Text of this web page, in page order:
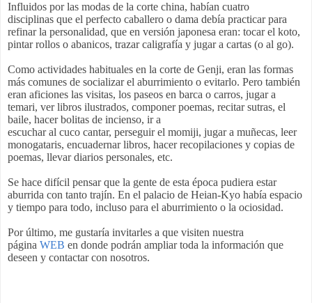
Influidos por las modas de la corte china, habían cuatro
disciplinas que el perfecto caballero o dama debía practicarpara
refinar la personalidad, que en versión japonesa eran: tocar el koto,
pintar rollos o abanicos, trazar caligrafía y jugar a cartas (o al go).
Como actividades habituales en la corte de Genji, eran las formas
más comunes de socializar el aburrimiento o evitarlo. Pero también
eran aficiones las visitas, los paseos en barca o carros, jugar a
temari, ver libros ilustrados, componer poemas, recitar sutras, el
baile, hacer bolitas de incienso, ir a
escuchar al cuco cantar, perseguir el momiji, jugar a muñecas, leer
monogataris, encuadernar libros, hacer recopilaciones y copias de
poemas, llevar diarios personales, etc.
Se hace difícil pensar que la gente de esta época pudiera estar
aburrida con tanto trajín. En el palacio de Heian-Kyo había espacio
y tiempo para todo, incluso para el aburrimiento o la ociosidad.
Por último, me gustaría invitarles a que visiten nuestra
página WEB en donde podrán ampliar toda la información que
deseen y contactar con nosotros.